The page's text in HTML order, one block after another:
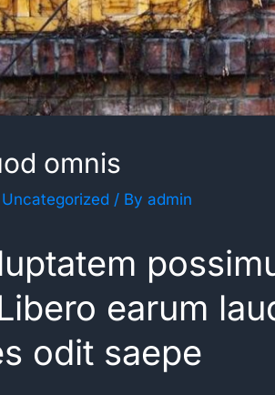
omnis
Uncategorized / Byadmin
earum
odit saepe